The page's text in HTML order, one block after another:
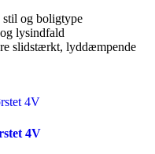
og boligtype
lysindfald
slidstærkt, lyddæmpende
4V